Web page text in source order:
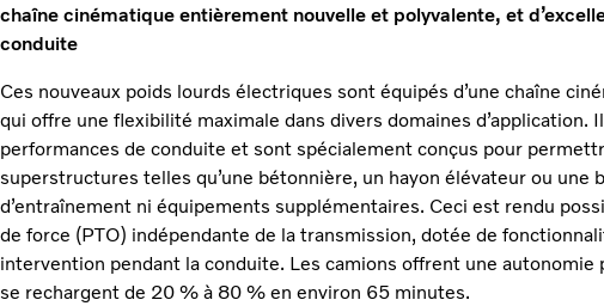
chaîne cinématique entièrement nouvelle et polyvalente, et
conduite
Ces nouveaux poids lourds électriques sont équipés d’une chaîne
qui offre une flexibilité maximale dans divers domaines d’application.
performances de conduite et sont spécialement conçus pour
superstructures telles qu’une bétonnière, un hayon élévateur ou une
d’entraînement ni équipements supplémentaires. Ceci est rendu
de force (PTO) indépendante de la transmission, dotée de
intervention pendant la conduite. Les camions offrent une
se rechargent de 20 % à 80 % en environ 65 minutes.